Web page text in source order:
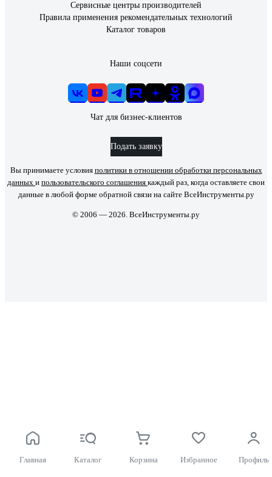
Главная Каталог Корзина Избранное Профиль
Сервисные центры производителей
Правила применения рекомендательных технологий
Каталог товаров
Наши соцсети
Чат для бизнес-клиентов
Подать заявку
Вы принимаете условия политики в отношении обработки персональных
данных и пользовательского соглашения каждый раз, когда оставляете свои
данные в любой форме обратной связи на сайте ВсеИнструменты.ру
© 2006 — 2026. ВсеИнструменты.ру